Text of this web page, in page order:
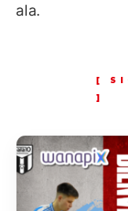
ala.